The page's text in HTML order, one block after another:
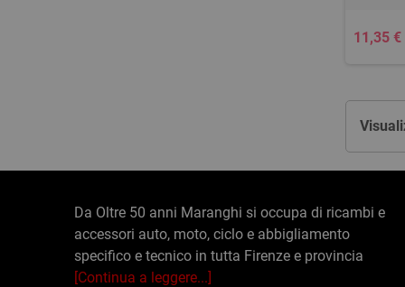
11,35 €
Da Oltre 50 anni Maranghi si occupa di ricambi e
accessori auto, moto, ciclo e abbigliamento
specifico e tecnico in tutta Firenze e provincia
[Continua a leggere...]